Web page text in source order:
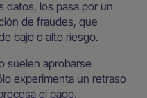
datos, los pasa por un
de fraudes, que
bajo o alto riesgo.
suelen aprobarse
experimenta un retraso
el pago.